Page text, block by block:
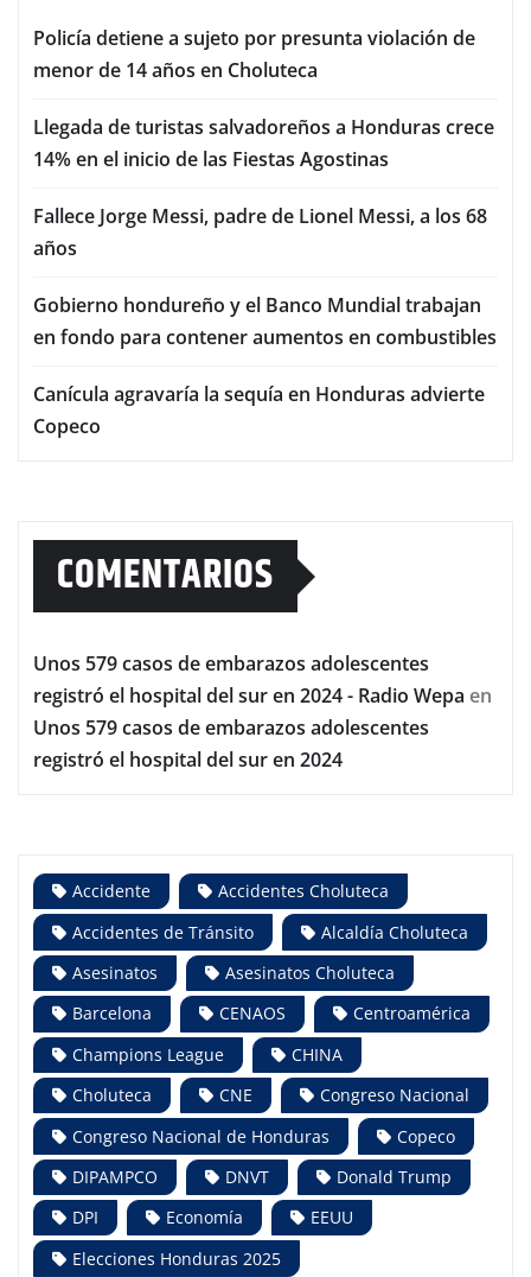
Policía detiene a sujeto por presunta violación de
menor de 14 años en Choluteca
Llegada de turistas salvadoreños a Honduras crece
14% en el inicio de las Fiestas Agostinas
Fallece Jorge Messi, padre de Lionel Messi, a los 68
años
Gobierno hondureño y el Banco Mundial trabajan
en fondo para contener aumentos en combustibles
Canícula agravaría la sequía en Honduras advierte
Copeco
COMENTARIOS
Unos 579 casos de embarazos adolescentes
registró el hospital del sur en 2024 - Radio Wepa en
Unos 579 casos de embarazos adolescentes
registró el hospital del sur en 2024
Accidente
Accidentes Choluteca
Accidentes de Tránsito
Alcaldía Choluteca
Asesinatos
Asesinatos Choluteca
Barcelona
CENAOS
Centroamérica
Champions League
CHINA
Choluteca
CNE
Congreso Nacional
Congreso Nacional de Honduras
Copeco
DIPAMPCO
DNVT
Donald Trump
DPI
Economía
EEUU
Elecciones Honduras 2025